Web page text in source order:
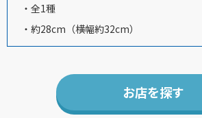
・全1種
・約28cm（横幅約32cm）
お店を探す